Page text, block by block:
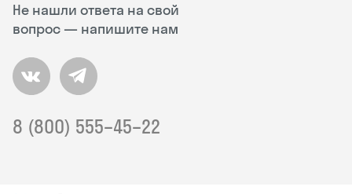
Не нашли ответа на свой
вопрос — напишите нам
8 (800) 555–45–22